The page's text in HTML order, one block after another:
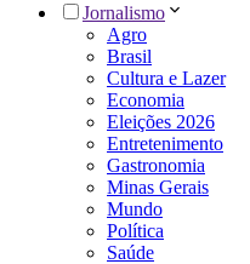
Jornalismo
Agro
Brasil
Cultura e Lazer
Economia
Eleições 2026
Entretenimento
Gastronomia
Minas Gerais
Mundo
Política
Saúde